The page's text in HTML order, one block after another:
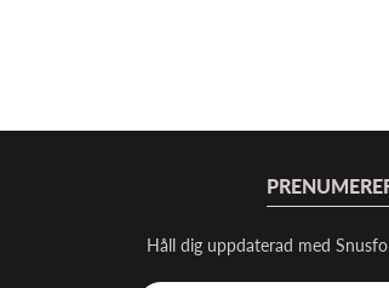
Håll dig uppdaterad med